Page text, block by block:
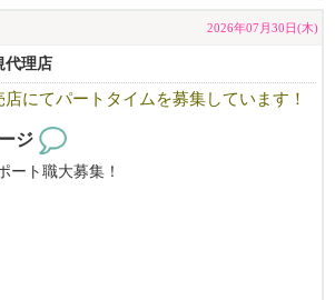
2026年07月30日(木)
代理店
にてパートタイムを募集しています！
ジ
ート職大募集！